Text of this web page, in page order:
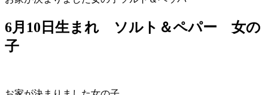
6月10日生まれ ソルト＆ペパー 女の
子